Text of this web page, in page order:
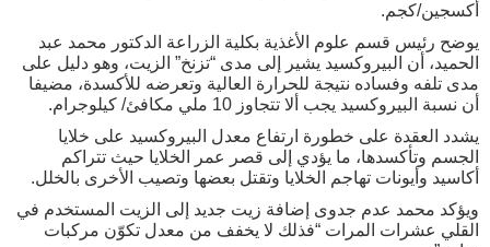
أكسجين/كجم.
يوضح رئيس قسم علوم الأغذية بكلية الزراعة الدكتور محمد عبد
الحميد، أن البيروكسيد يشير إلى مدى “تزنخ” الزيت، وهو دليل على
مدى تلفه وفساده نتيجة للحرارة العالية وتعرضه للأكسدة، مضيفا
أن نسبة البيروكسيد يجب ألا تتجاوز 10 ملي مكافئ/ كيلوجرام.
يشدد العقدة على خطورة ارتفاع معدل البيروكسيد على خلايا
الجسم وتأكسدها، ما يؤدي إلى قصر عمر الخلايا حيث تتراكم
أكاسيد وأيونات تهاجم الخلايا وتقتل بعضها وتصيب الأخرى بالخلل.
ويؤكد محمد عدم جدوى إضافة زيت جديد إلى الزيت المستخدم في
القلي عشرات المرات “فذلك لا يخفف من معدل تكوّن مركبات